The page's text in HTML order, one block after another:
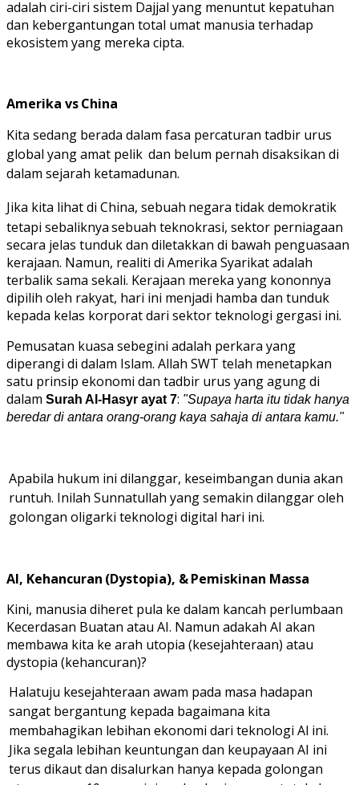
adalah ciri-ciri sistem Dajjal yang menuntut kepatuhan
dan kebergantungan total umat manusia terhadap
ekosistem yang mereka cipta.
Amerika vsChina
Kita sedang berada dalam fasa percaturan tadbir urus
global yang amat pelik dan belum pernah disaksikan di
dalam sejarah ketamadunan.
Jika kita lihat di China, sebuah negara tidakdemokratik
tetapi sebaliknya sebuah teknokrasi, sektor perniagaan
secara jelas tunduk dan diletakkan di bawah penguasaan
kerajaan. Namun, realiti di Amerika Syarikat adalah
terbalik sama sekali. Kerajaan mereka yang kononnya
dipilih oleh rakyat, hari ini menjadi hamba dan tunduk
kepada kelas korporat dari sektor teknologi gergasi ini.
Pemusatan kuasa sebegini adalah perkara yang
diperangi di dalam Islam. Allah SWT telah menetapkan
satu prinsip ekonomi dan tadbir urus yang agung di
dalam Surah Al-Hasyr ayat 7: "Supaya harta itu tidak hanya
beredar di antara orang-orang kaya sahaja di antara kamu."
Apabila hukum ini dilanggar, keseimbangan dunia akan
runtuh. Inilah Sunnatullah yang semakin dilanggar oleh
golongan oligarki teknologi digital hari ini.
AI, Kehancuran (Dystopia), &Pemiskinan Massa
Kini, manusia diheret pula ke dalam kancah perlumbaan
Kecerdasan Buatan atau AI. Namun adakah AI akan
membawa kita ke arah utopia (kesejahteraan) atau
dystopia (kehancuran)?
Halatuju kesejahteraan awam pada masa hadapan
sangat bergantung kepada bagaimana kita
membahagikan lebihan ekonomi dari teknologi AI ini.
Jika segala lebihan keuntungan dan keupayaan AI ini
terus dikaut dan disalurkan hanya kepada golongan